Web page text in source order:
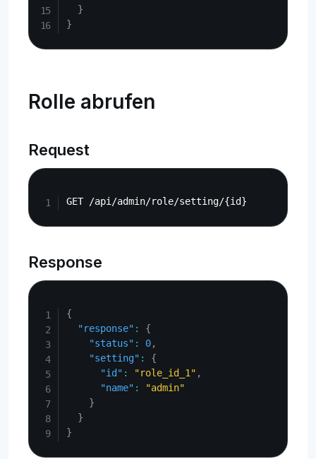
}
}
Rolle abrufen
Request
Response
{
"response" :
{
"status" : 0,
"setting" :
{
"id" : "role_id_1" ,
"name" :
"admin"
}
}
}